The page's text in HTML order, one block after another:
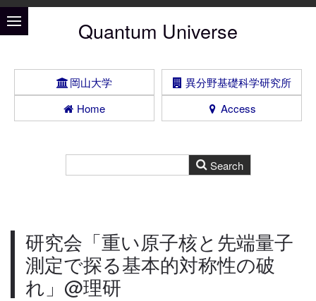
Quantum Universe
岡山大学
異分野基礎科学研究所
Home
Access
研究会「重い原子核と先端量子
測定で探る基本的対称性の破
れ」@理研